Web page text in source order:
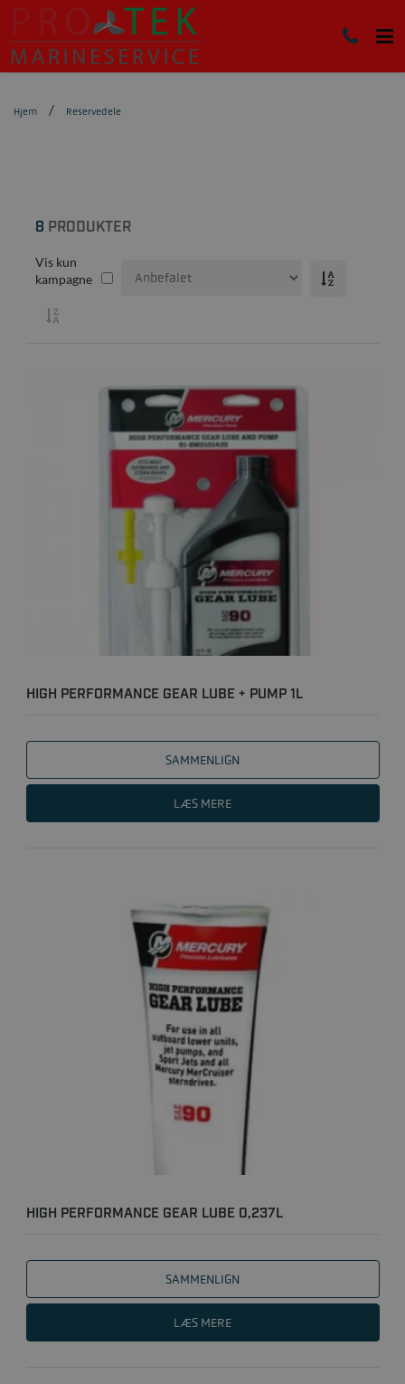
Hjem Reservedele
8 PRODUKTER
Vis kun
kampagne
HIGH PERFORMANCE GEAR LUBE + PUMP 1L
SAMMENLIGN
LÆS MERE
HIGH PERFORMANCE GEAR LUBE 0,237L
SAMMENLIGN
LÆS MERE